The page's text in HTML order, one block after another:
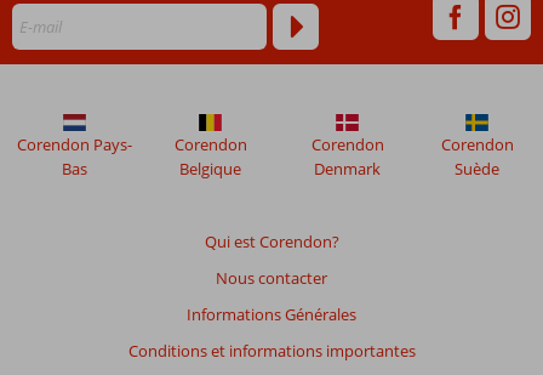
Qui est Corendon?
Nous contacter
Informations Générales
Conditions et informations importantes
Corendon Pays-
Bas
Corendon
Belgique
Corendon
Denmark
Corendon
Suède